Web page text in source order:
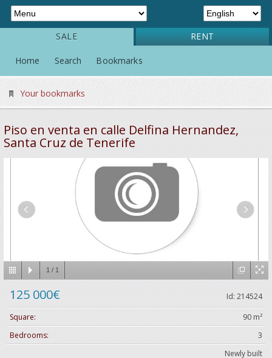
SALE RENT
Home Search Bookmarks
Your bookmarks
Piso en venta en calle Delfina Hernandez,
Santa Cruz de Tenerife
1 / 1
Id: 214524
125 000€
Square:
90 m²
Bedrooms:
3
Newly built